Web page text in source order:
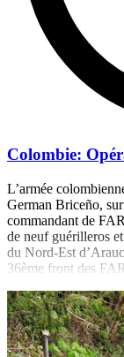
Colombie:
L’armée
German Briceño,
commandant de
de neuf guérilleros
du Nord-Est
36ème front des